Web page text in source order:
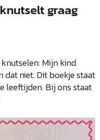
graag
Mijn kind
dat niet. Dit boekje staat
leeftijden. Bij ons staat